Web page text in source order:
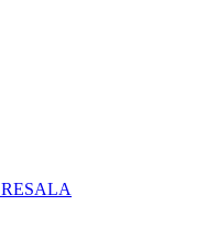
RESALA